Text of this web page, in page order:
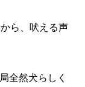
ら、吠える声
全然犬らしく